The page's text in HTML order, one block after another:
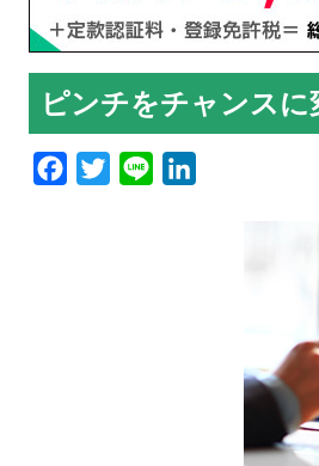
ピンチをチャンス
Facebook
Twitter Line